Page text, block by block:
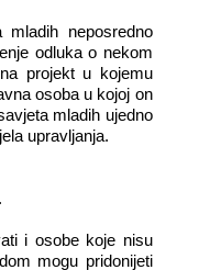
neposredno
odluka o nekom
projekt u kojemu
osoba u kojoj on
mladih ujedno
upravljanja.
i osobe koje nisu
mogu pridonijeti